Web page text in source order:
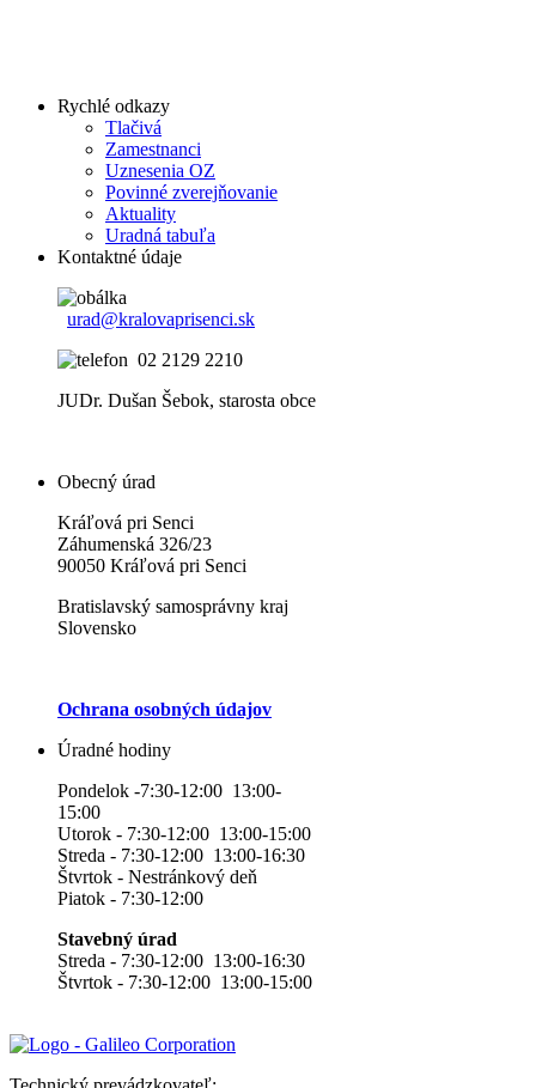
Rychlé odkazy
Tlačivá
Zamestnanci
Uznesenia OZ
Povinné zverejňovanie
Aktuality
Uradná tabuľa
Kontaktné údaje
urad@kralovaprisenci.sk
02 2129 2210
JUDr. Dušan Šebok, starosta obce
Obecný úrad
Kráľová pri Senci
Záhumenská 326/23
90050 Kráľová pri Senci
Bratislavský samosprávny kraj
Slovensko
Ochrana osobných údajov
Úradné hodiny
Pondelok -7:30-12:00 13:00-
15:00
Utorok - 7:30-12:00 13:00-15:00
Streda - 7:30-12:00 13:00-16:30
Štvrtok - Nestránkový deň
Piatok - 7:30-12:00
Stavebný úrad
Streda - 7:30-12:00 13:00-16:30
Štvrtok - 7:30-12:00 13:00-15:00